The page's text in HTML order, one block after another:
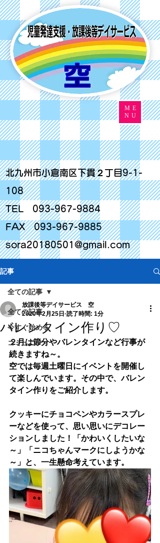
北九州市小倉南区下貫２丁目9-1-
108
TEL
093-967-9884
FAX093-967-9885
sora20180501@gmail.com
ME
NU
記事
全ての記事
今すぐ始める
コミュニティ
全ての記事
バレンタイン作り♡
放課後等デイサービス 空
2020年2月25日 読了時間: 1分
２月は節分やバレンタインなど行事が
続きますね～。
空では毎週土曜日にイベントを開催し
て楽しんでいます。その中で、バレン
タイン作りをご紹介します。
クッキーにチョコペンやカラースプレ
ーなどを使って、思い思いにデコレー
ションしました！「かわいくしたいな
～」「ニコちゃんマークにしようかな
～」と、一生懸命考えています。